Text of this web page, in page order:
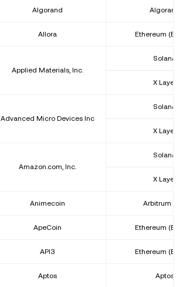
Algorand Algorand
Allora Ethereum
Applied Materials, Inc.
Solana
X Layer
Advanced Micro Devices Inc
Solana
X Layer
Amazon.com, Inc.
Solana
X Layer
Animecoin Arbitrum
ApeCoin Ethereum
API3 Ethereum
Aptos Aptos